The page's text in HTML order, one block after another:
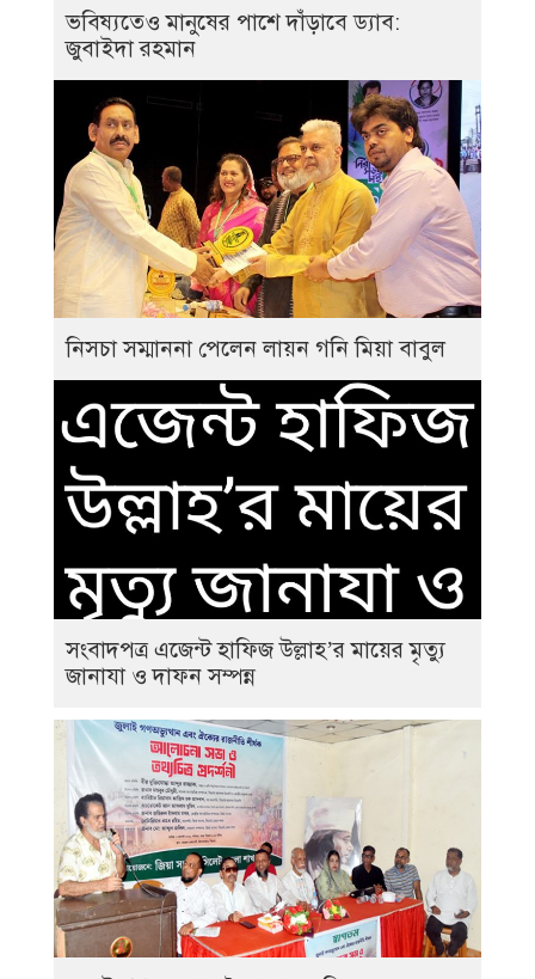
ভবিষ্যতেও মানুষের পাশে দাঁড়াবে ড্যাব:
জুবাইদা রহমান
নিসচা সম্মাননা পেলেন লায়ন গনি মিয়া বাবুল
সংবাদপত্র এজেন্ট হাফিজ উল্লাহ’র মায়ের মৃত্যু
জানাযা ও দাফন সম্পন্ন